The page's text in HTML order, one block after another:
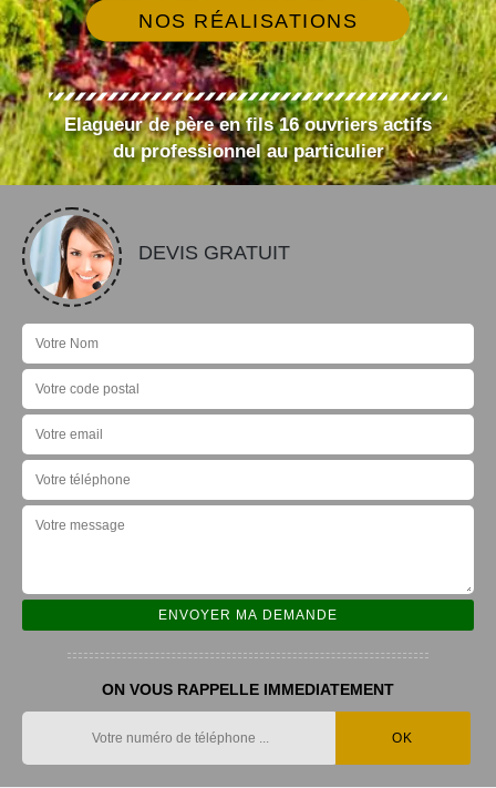
NOS RÉALISATIONS
Elagueur de père en fils 16 ouvriers actifs
du professionnel au particulier
DEVIS GRATUIT
ON VOUS RAPPELLE IMMEDIATEMENT